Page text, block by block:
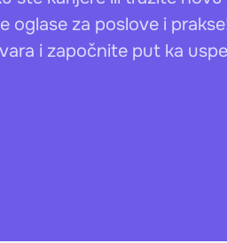
oglase za poslove i
i započnite put ka